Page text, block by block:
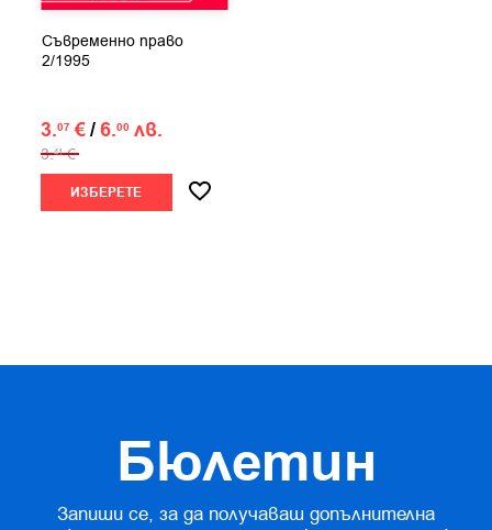
Съвременно право
2/1995
3.07 €/6.00 лв.
3.41 €
ИЗБЕРЕТЕ
Бюлетин
Запиши се, за да получаваш допълнителна